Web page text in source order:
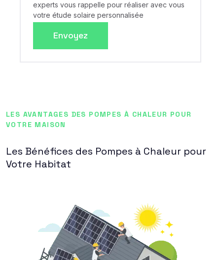
experts vous rappelle pour réaliser avec vous
votre étude solaire personnalisée
Envoyez
LES AVANTAGES DES POMPES À CHALEUR POUR
VOTRE MAISON
Les Bénéfices des Pompes à Chaleur pour
Votre Habitat